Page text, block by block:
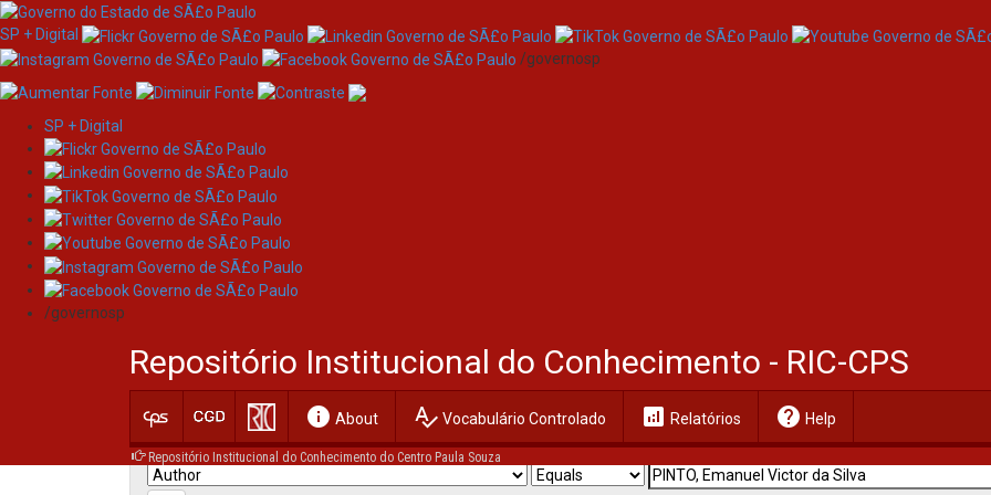
Skip
navigation
SP + Digital
/governosp
SP + Digital
/governosp
Repositório Institucional do Conhecimento - RIC-CPS
info About spellcheck Vocabulário Controlado analytics Relatórios help Help
Repositório Institucional do Conhecimento do Centro Paula Souza
Search
Current filters: